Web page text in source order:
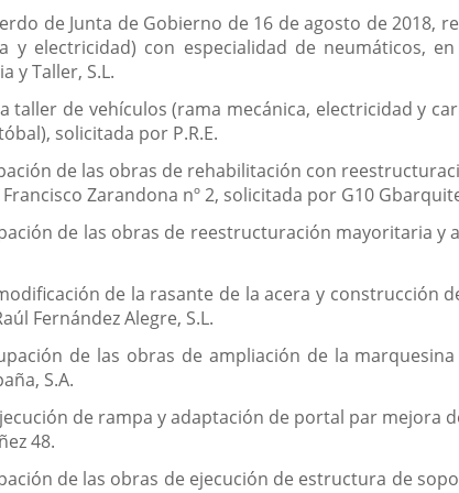
de Junta de Gobierno de 16 de agosto de 2018,
y electricidad) con especialidad de neumáticos,
y Taller, S.L.
taller de vehículos (rama mecánica, electricidad y
solicitada por P.R.E.
de las obras de rehabilitación con
Zarandona nº 2, solicitada por G10
de las obras de reestructuración mayoritaria y
de la rasante de la acera y construcción
Fernández Alegre, S.L.
de las obras de ampliación de la
S.A.
de rampa y adaptación de portal par mejora
48.
de las obras de ejecución de estructura de